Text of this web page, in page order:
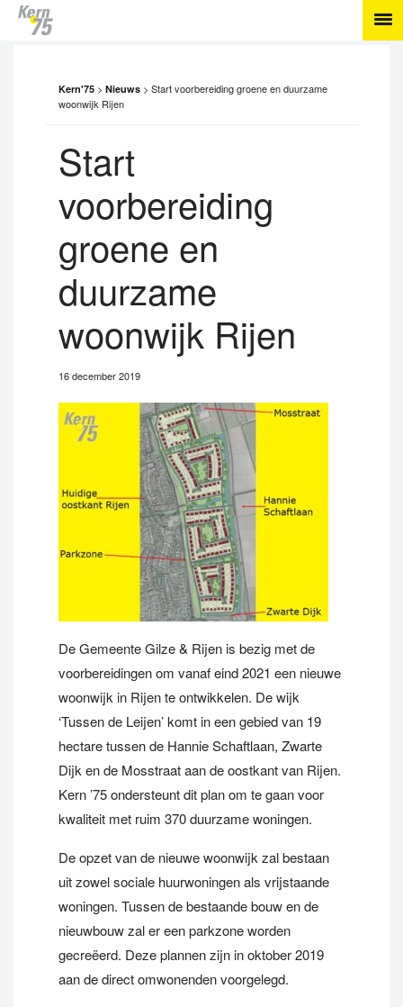
Kern'75 > Nieuws > Start voorbereiding groene en duurzame
woonwijk Rijen
Start
voorbereiding
groene en
duurzame
woonwijk Rijen
16 december 2019
De Gemeente Gilze & Rijen is bezig met de
voorbereidingen om vanaf eind 2021 een nieuwe
woonwijk in Rijen te ontwikkelen. De wijk
‘Tussen de Leijen’ komt in een gebied van 19
hectare tussen de Hannie Schaftlaan, Zwarte
Dijk en de Mosstraat aan de oostkant van Rijen.
Kern ’75 ondersteunt dit plan om te gaan voor
kwaliteit met ruim 370 duurzame woningen.
De opzet van de nieuwe woonwijk zal bestaan
uit zowel sociale huurwoningen als vrijstaande
woningen. Tussen de bestaande bouw en de
nieuwbouw zal er een parkzone worden
gecreëerd. Deze plannen zijn in oktober 2019
aan de direct omwonenden voorgelegd.